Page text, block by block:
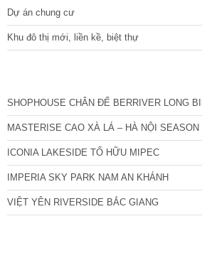
Dự án chung cư
Khu đô thị mới, liền kề, biệt thự
SHOPHOUSE CHÂN ĐẾ BERRIVER LONG
MASTERISE CAO XÀ LÁ – HÀ NỘI SEASON
ICONIA LAKESIDE TỐ HỮU MIPEC
IMPERIA SKY PARK NAM AN KHÁNH
VIỆT YÊN RIVERSIDE BẮC GIANG